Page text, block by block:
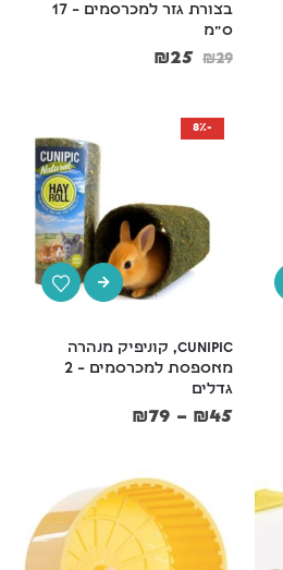
ס"מ
₪29
₪25
-8%
Cunipic, קוניפיק מנהרה
גדלים
₪45
–
₪79
59